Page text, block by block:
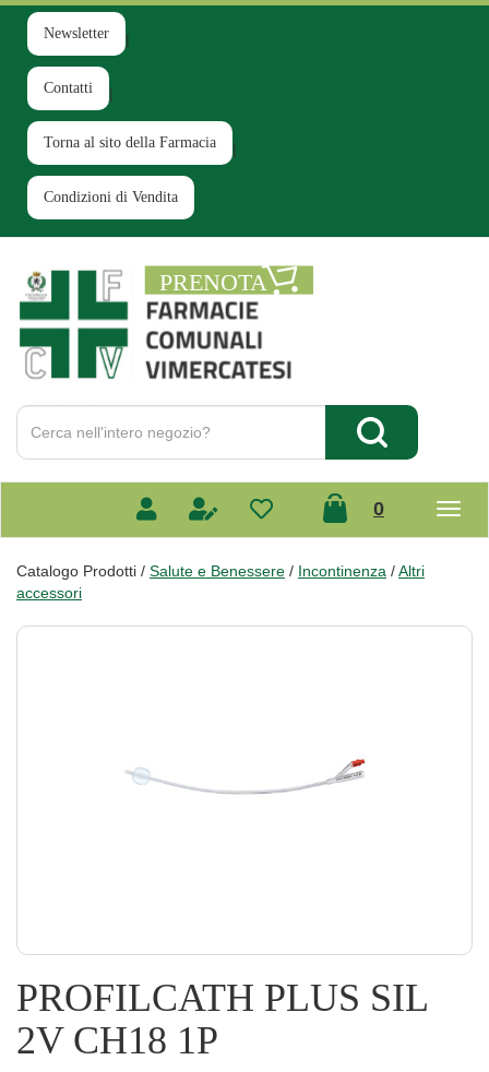
Passa
contenuto
principale
Newsletter
Contatti
Torna al sito della Farmacia
Condizioni di Vendita
Farmacia
Comunale
Cerca
Prodotto
Cerca Prodotto
0prodotti
Catalogo Prodotti / Salute e Benessere / Incontinenza /Altri
accessori
PROFILCATH PLUS SIL
2V CH18 1P